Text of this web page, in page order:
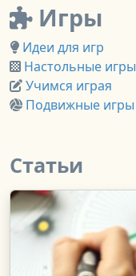
Игры
Идеи для игр
Настольные игры
Учимся играя
Подвижные игры
Статьи